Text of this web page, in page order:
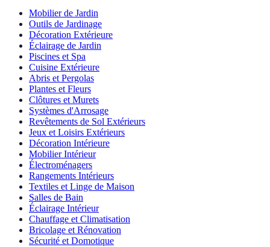
Mobilier de Jardin
Outils de Jardinage
Décoration Extérieure
Éclairage de Jardin
Piscines et Spa
Cuisine Extérieure
Abris et Pergolas
Plantes et Fleurs
Clôtures et Murets
Systèmes d'Arrosage
Revêtements de Sol Extérieurs
Jeux et Loisirs Extérieurs
Décoration Intérieure
Mobilier Intérieur
Électroménagers
Rangements Intérieurs
Textiles et Linge de Maison
Salles de Bain
Éclairage Intérieur
Chauffage et Climatisation
Bricolage et Rénovation
Sécurité et Domotique